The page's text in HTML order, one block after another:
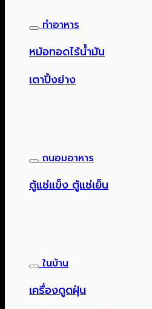
ทำอาหาร
หม้อทอดไร้น้ำมัน
เตาปิ้งย่าง
ถนอมอาหาร
ตู้แช่แข็ง ตู้แช่เย็น
ในบ้าน
เครื่องดูดฝุ่น